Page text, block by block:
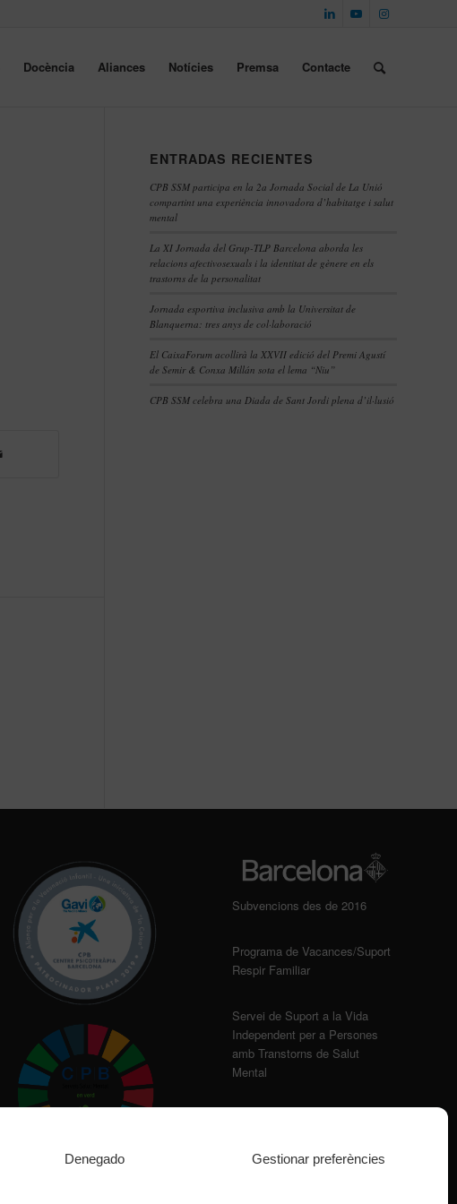
Denegado Gestionar preferències
Docència Aliances Notícies Premsa Contacte
ENTRADAS RECIENTES
CPB SSM participa en la 2a Jornada Social de La Unió
compartint una experiència innovadora d’habitatge i salut
mental
La XI Jornada del Grup-TLP Barcelona aborda les
relacions afectivosexuals i la identitat de gènere en els
trastorns de la personalitat
Jornada esportiva inclusiva amb la Universitat de
Blanquerna: tres anys de col·laboració
El CaixaForum acollirà la XXVII edició del Premi Agustí
de Semir & Conxa Millán sota el lema “Niu”
CPB SSM celebra una Diada de Sant Jordi plena d’il·lusió
Subvencions des de 2016
Programa de Vacances/Suport
Respir Familiar
Servei de Suport a la Vida
Independent per a Persones
amb Transtorns de Salut
Mental